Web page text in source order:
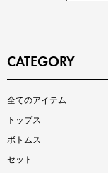
注目の新作が販売開始
CATEGORY
全てのアイテム
トップス
ボトムス
セット